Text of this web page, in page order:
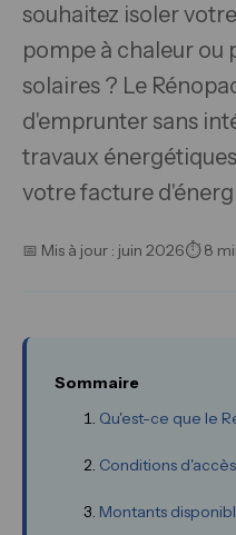
souhaitez isoler
pompe à chaleur ou
solaires ? Le
d'emprunter sans
travaux
votre facture
📅 Mis à jour : juin 2026⏱ 8
Sommaire
Qu'est-ce que le
Conditions
Montants